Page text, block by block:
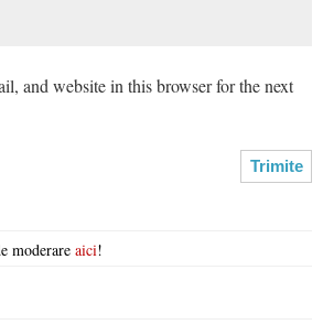
and website in this browser for the next
moderare aici!